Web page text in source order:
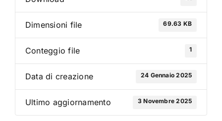
PRODOTTI
HORECA
AREA DOWNLOAD
NEWS
Dimensioni file 69.63 KB
Conteggio file 1
Data di creazione 24 Gennaio 2025
Ultimo aggiornamento 3 Novembre 2025